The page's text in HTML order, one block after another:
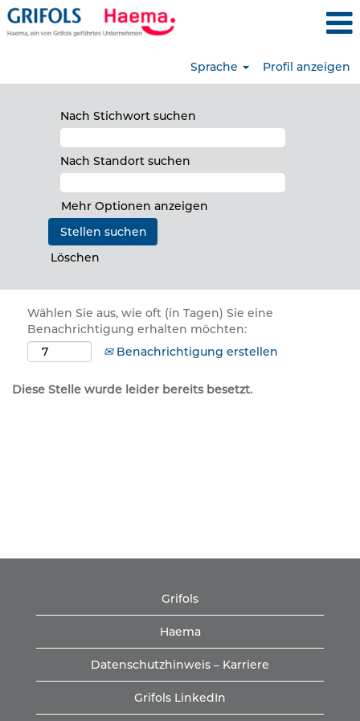
Sprache Profil anzeigen
Nach Stichwort suchen
Nach Standort suchen
Mehr Optionen anzeigen
Löschen
Wählen Sie aus, wie oft (in Tagen) Sie eine
Benachrichtigung erhalten möchten:
Benachrichtigung erstellen
Diese Stelle wurde leider bereits besetzt.
Grifols
Haema
Datenschutzhinweis – Karriere
Grifols LinkedIn